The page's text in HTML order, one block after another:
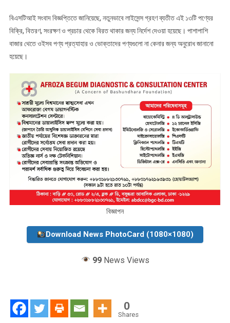
বিএসটিআই সংবাদ বিজ্ঞপ্তিতে জানিয়েছে, নতুনভাবে লাইসেন্স গ্রহণ ব্যতীত এই ১৩টি পণ্যের
বিক্রি, বিতরণ, সংরক্ষণ ও প্রচার থেকে বিরত থাকার জন্য নির্দেশ দেওয়া হয়েছে। পাশাপাশি
বাজার থেতে ওইসব পণ্য প্রত্যাহার ও ভোক্তাদের পণ্যগুলো না কেনার জন্য অনুরোধ জানানো
হয়েছে।
বিজ্ঞাপন
Download News PhotoCard (1080×1080)
99News Views
0
Shares